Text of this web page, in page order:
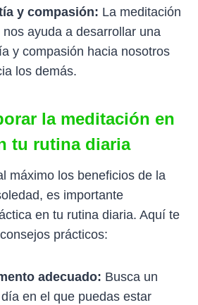
y compasión: La meditación
ayuda a desarrollar una
y compasión hacia nosotros
los demás.
la meditación en
tu rutina diaria
máximo los beneficios de la
es importante
en tu rutina diaria. Aquí te
prácticos:
adecuado: Busca un
en el que puedas estar